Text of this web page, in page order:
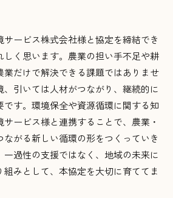
サービス株式会社様と協定を締結でき
しく思います。農業の担い手不足や耕
業だけで解決できる課題ではありませ
、引いては人材がつながり、継続的に
です。環境保全や資源循環に関する知
ービス様と連携することで、農業・
がる新しい循環の形をつくっていき
過性の支援ではなく、地域の未来に
みとして、本協定を大切に育ててま